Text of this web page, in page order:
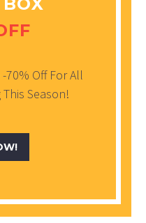
70% Off For All
Season!